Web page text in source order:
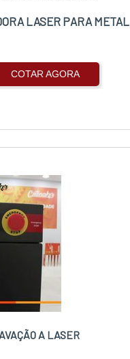
LASER PARA METAL
COTAR AGORA
A LASER